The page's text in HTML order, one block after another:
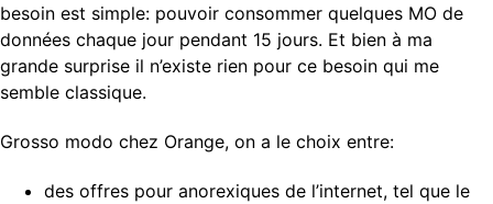
besoin est simple: pouvoir consommer quelques MO de
données chaque jour pendant 15 jours. Et bien à ma
grande surprise il n’existe rien pour ce besoin qui me
semble classique.
Grosso modo chez Orange, on a le choix entre:
des offres pour anorexiques de l’internet, tel que le